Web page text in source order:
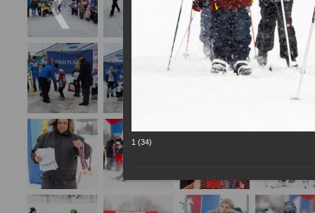
1 (34)